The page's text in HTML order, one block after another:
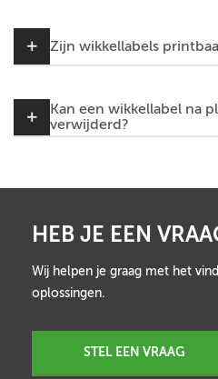
Zijn wikkellabels
Kan een wikkellabel na
verwijderd?
HEB JE EEN
Wij helpen je graag met het
oplossingen.
STEL EEN VRAAG